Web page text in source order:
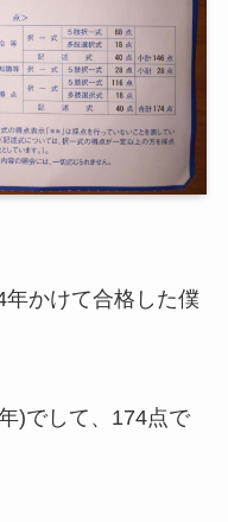
かけて合格した僕
)でして、174点で